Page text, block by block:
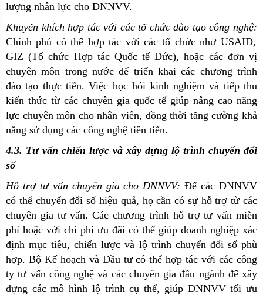
lượng nhân lực cho DNNVV.
Khuyến khích hợp tác với các tổ chức đào tạo công nghệ:
Chính phủ có thể hợp tác với các tổ chức như USAID,
GIZ (Tổ chức Hợp tác Quốc tế Đức), hoặc các đơn vị
chuyên môn trong nước để triển khai các chương trình
đào tạo thực tiễn. Việc học hỏi kinh nghiệm và tiếp thu
kiến thức từ các chuyên gia quốc tế giúp nâng cao năng
lực chuyên môn cho nhân viên, đồng thời tăng cường khả
năng sử dụng các công nghệ tiên tiến.
4.3. Tư vấn chiến lược và xây dựng lộ trình chuyển đổi
số
Hỗ trợ tư vấn chuyên gia cho DNNVV: Để các DNNVV
có thể chuyển đổi số hiệu quả, họ cần có sự hỗ trợ từ các
chuyên gia tư vấn. Các chương trình hỗ trợ tư vấn miễn
phí hoặc với chi phí ưu đãi có thể giúp doanh nghiệp xác
định mục tiêu, chiến lược và lộ trình chuyển đổi số phù
hợp. Bộ Kế hoạch và Đầu tư có thể hợp tác với các công
ty tư vấn công nghệ và các chuyên gia đầu ngành để xây
dựng các mô hình lộ trình cụ thể, giúp DNNVV tối ưu